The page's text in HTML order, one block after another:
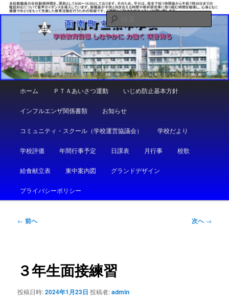
イ
ン
テ
ン
ツ
函南町立東中学校
しなやかに 力強く 咲き誇る
検
索
ホーム ＰＴＡあいさつ運動 いじめ防止基本方針
インフルエンザ関係書類 お知らせ
コミュニティ・スクール（学校運営協議会） 学校だより
学校評価 年間行事予定 日課表 月行事 校歌
給食献立表 東中案内図 グランドデザイン
プライバシーポリシー
投
ー
ョ
← 前へ 次へ→
３年生面接練習
投稿日時:2024年1月23日 投稿者:admin